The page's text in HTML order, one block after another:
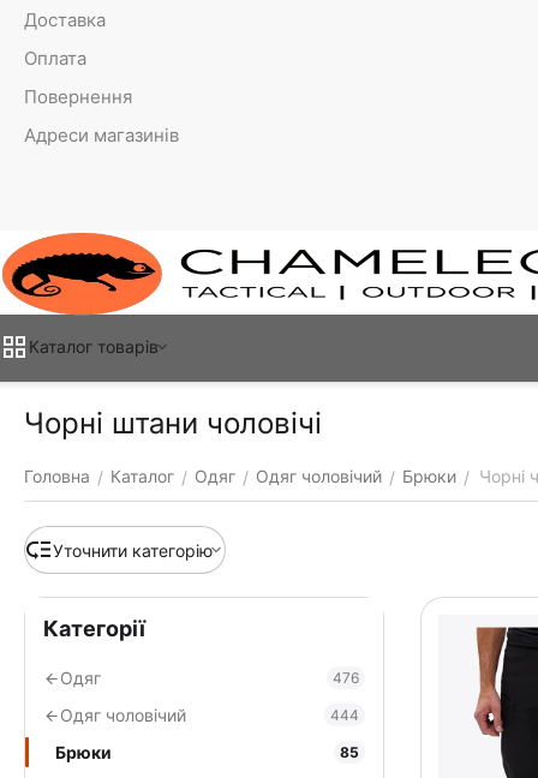
Доставка
Оплата
Повернення
Адреси магазинів
Каталог товарiв
Чорні штани чоловічі
Головна / Каталог / Одяг / Одяг чоловічий / Брюки / Чорні
Уточнити категорію
Категорії
Одяг 476
Одяг чоловічий 444
Брюки 85